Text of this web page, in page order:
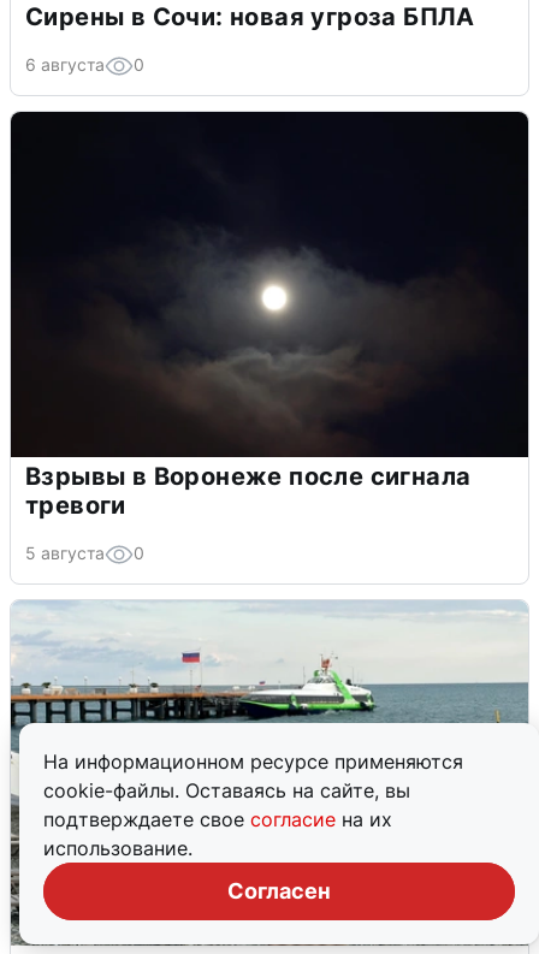
На информационном ресурсе применяются
cookie-файлы. Оставаясь на сайте, вы
подтверждаете свое согласие на их
использование.
Согласен
Сирены в Сочи: новая угроза БПЛА
6 августа 0
Взрывы в Воронеже после сигнала
тревоги
5 августа 0